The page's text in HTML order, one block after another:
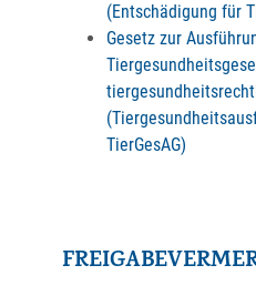
(Entschädigung für
Gesetz zur
TierGesAG)